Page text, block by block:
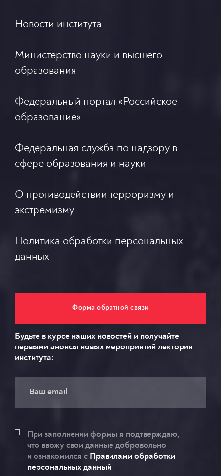
Новости института
Министерство науки и высшего
образования
Федеральный портал «Российское
образование»
Федеральная служба по надзору в
сфере образования и науки
О противодействии терроризму и
экстремизму
Политика обработки персональных
данных
Форма обратной связи
Будьте в курсе наших новостей и получайте
первыми анонсы новых мероприятий лектория
института:
При заполнении формы я подтверждаю,
что ввожу свои данные добровольно
и ознакомился c Правилами обработки
персональных данный